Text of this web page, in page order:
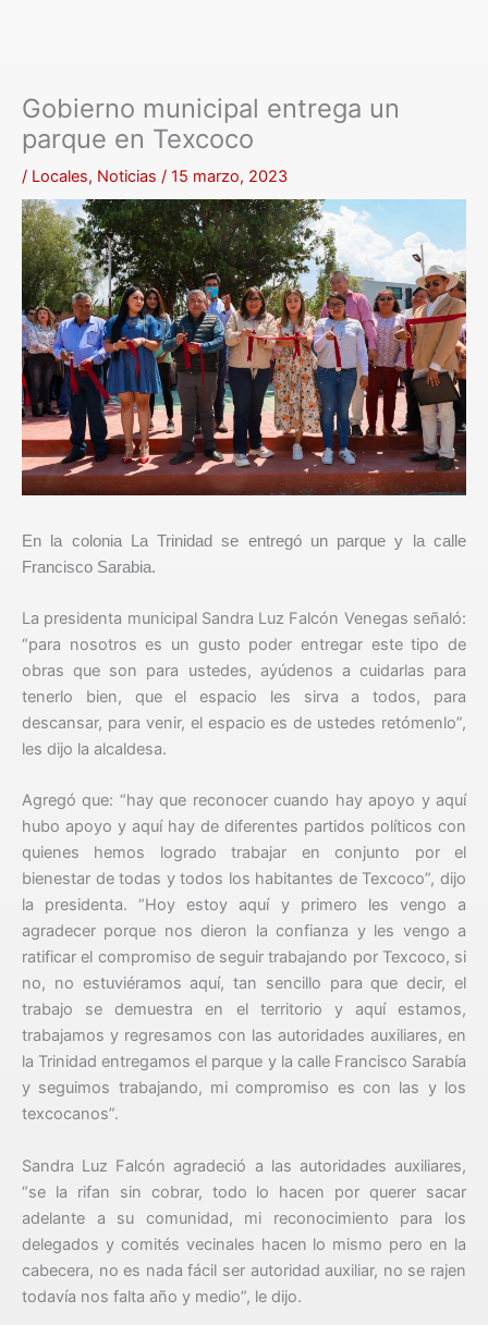
Gobierno municipal entrega un
parque en Texcoco
/ Locales, Noticias / 15 marzo, 2023
En la colonia La Trinidad se entregó un parque y la calle
Francisco Sarabia.
La presidenta municipal Sandra Luz Falcón Venegas señaló:
“para nosotros es un gusto poder entregar este tipo de
obras que son para ustedes, ayúdenos a cuidarlas para
tenerlo bien, que el espacio les sirva a todos, para
descansar, para venir, el espacio es de ustedes retómenlo”,
les dijo la alcaldesa.
Agregó que: “hay que reconocer cuando hay apoyo y aquí
hubo apoyo y aquí hay de diferentes partidos políticos con
quienes hemos logrado trabajar en conjunto por el
bienestar de todas y todos los habitantes de Texcoco”, dijo
la presidenta. “Hoy estoy aquí y primero les vengo a
agradecer porque nos dieron la confianza y les vengo a
ratificar el compromiso de seguir trabajando por Texcoco, si
no, no estuviéramos aquí, tan sencillo para que decir, el
trabajo se demuestra en el territorio y aquí estamos,
trabajamos y regresamos con las autoridades auxiliares, en
la Trinidad entregamos el parque y la calle Francisco Sarabía
y seguimos trabajando, mi compromiso es con las y los
texcocanos”.
Sandra Luz Falcón agradeció a las autoridades auxiliares,
“se la rifan sin cobrar, todo lo hacen por querer sacar
adelante a su comunidad, mi reconocimiento para los
delegados y comités vecinales hacen lo mismo pero en la
cabecera, no es nada fácil ser autoridad auxiliar, no se rajen
todavía nos falta año y medio”, le dijo.